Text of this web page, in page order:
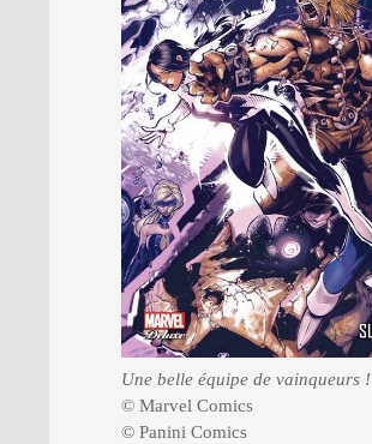
Une belle équipe de vainqueurs !
© Marvel Comics
© Panini Comics